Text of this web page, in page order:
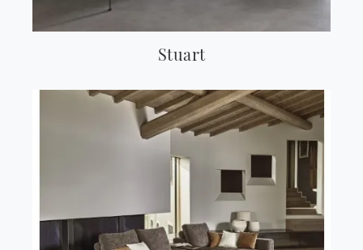
Stuart